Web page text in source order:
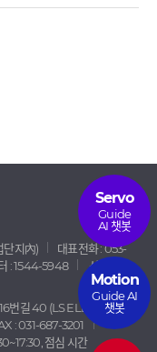
단지內)
대표전화 : 053-
: 1544-5948
상담 가능
번길 40 (LS ELECTRIC
: 031-687-3201
점심 시간
Servo
Guide
AI 챗봇
Motion
Guide AI
챗봇